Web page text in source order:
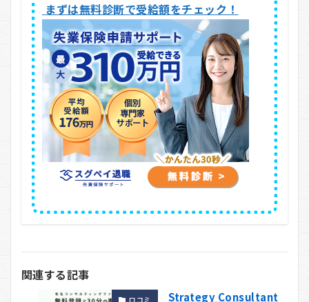
まずは無料診断で受給額をチェック！
関連する記事
口コミ
Strategy Consultant